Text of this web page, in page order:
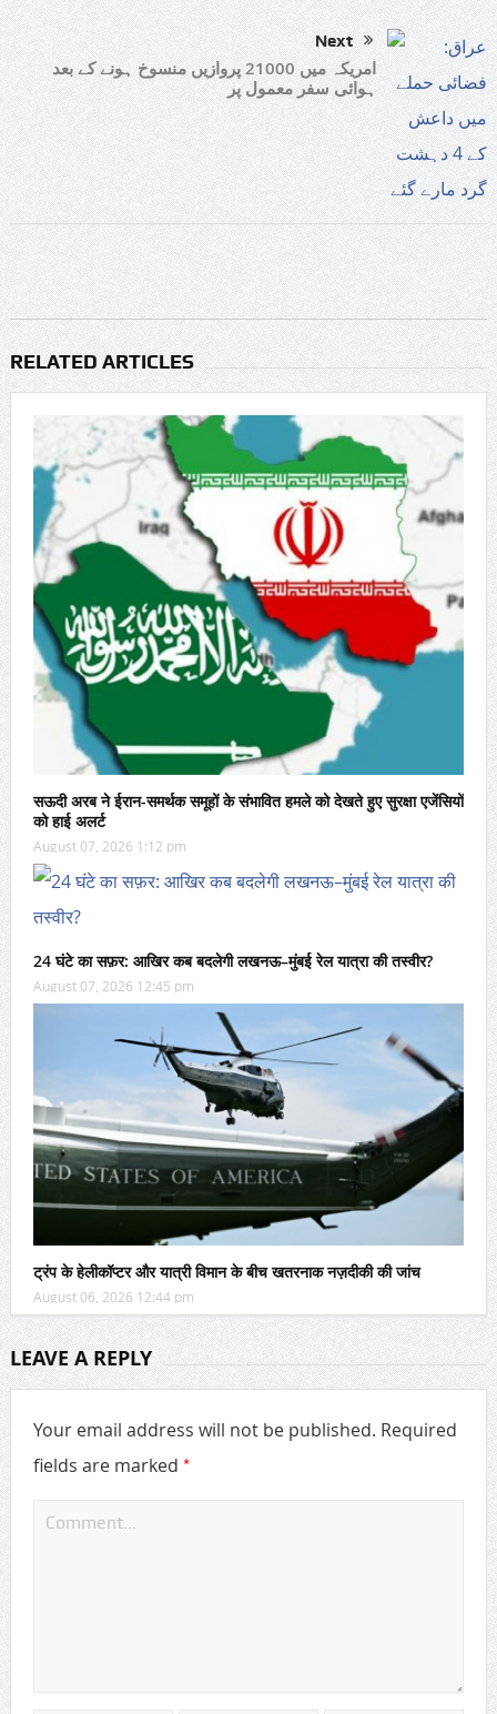
Next
امریکہ میں 21000 پروازیں منسوخ ہونے کے بعد
ہوائی سفر معمول پر
RELATED ARTICLES
सऊदी अरब ने ईरान-समर्थक समूहों के संभावित हमले को देखते हुए सुरक्षा एजेंसियों
को हाई अलर्ट
August 07, 2026 1:12 pm
24 घंटे का सफ़र: आखिर कब बदलेगी लखनऊ–मुंबई रेल यात्रा की तस्वीर?
August 07, 2026 12:45 pm
ट्रंप के हेलीकॉप्टर और यात्री विमान के बीच खतरनाक नज़दीकी की जांच
August 06, 2026 12:44 pm
LEAVE A REPLY
Your email address will not be published. Required
fields are marked *